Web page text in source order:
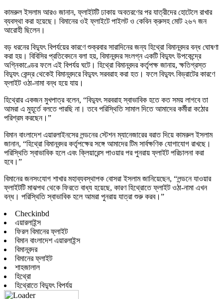
কামরুল ইসলাম আরও জানান, ফ্লাইটটি ঢাকায় অবতরণের পর যাত্রীদের হোটেলে রাখার
ব্যবস্থা করা হয়েছে। বিমানের ওই ফ্লাইটে পাইলট ও কেবিন ক্রুসহ মোট ২৬৭ জন
আরোহী ছিলেন।
বড় ধরনের বিদ্যুৎ বিপর্যয়ের কারণে শুক্রবার সারাদিনের জন্য হিথ্রো বিমানবন্দর বন্ধ ঘোষণা
করা হয়। বিবিসির প্রতিবেদনে বলা হয়, বিমানবন্দর সংলগ্ন একটি বিদ্যুৎ উপকেন্দ্রে
অগ্নিকাণ্ডের ফলে এই বিপর্যয় ঘটে। হিথ্রো বিমানবন্দর কর্তৃপক্ষ জানায়, ক্ষতিগ্রস্ত
বিদ্যুৎ কেন্দ্র থেকেই বিমানবন্দরে বিদ্যুৎ সরবরাহ করা হত। ফলে বিদ্যুৎ বিভ্রাটের কারণে
ফ্লাইট ওঠা-নামা বন্ধ হয়ে যায়।
হিথ্রোর একজন মুখপাত্র বলেন, “বিদ্যুৎ সরবরাহ স্বাভাবিক হতে কত সময় লাগবে তা
আমরা এ মুহূর্তে বলতে পারছি না। তবে পরিস্থিতি সামাল দিতে আমাদের কর্মীরা কঠোর
পরিশ্রম করছেন।”
বিমান বাংলাদেশ এয়ারলাইনসের লন্ডনের স্টেশন ম্যানেজারের বরাত দিয়ে কামরুল ইসলাম
জানান, “হিথ্রো বিমানবন্দর কর্তৃপক্ষের সঙ্গে আমাদের টিম সার্বক্ষণিক যোগাযোগ রাখছে।
পরিস্থিতি স্বাভাবিক হলে এবং ক্লিয়ারেন্স পাওয়ার পর পুনরায় ফ্লাইট পরিচালনা করা
হবে।”
বিমানের জনসংযোগ শাখার মহাব্যবস্থাপক বোসরা ইসলাম জানিয়েছেন, “লন্ডনে যাওয়ার
ফ্লাইটটি মাঝপথ থেকে ফিরতে বাধ্য হয়েছে, কারণ হিথ্রোতে ফ্লাইট ওঠা-নামা এখন
বন্ধ। পরিস্থিতি স্বাভাবিক হলে আমরা পুনরায় যাত্রা শুরু করব।”
Checkinbd
এয়ারলাইন্স
ফিরল বিমানের ফ্লাইট
বিমান বাংলাদেশ এয়ারলাইন্স
বিমানবন্দর
বিমানের ফ্লাইট
শাহজালাল
হিথ্রো
হিথ্রোতে বিদ্যুৎ বিপর্যয়